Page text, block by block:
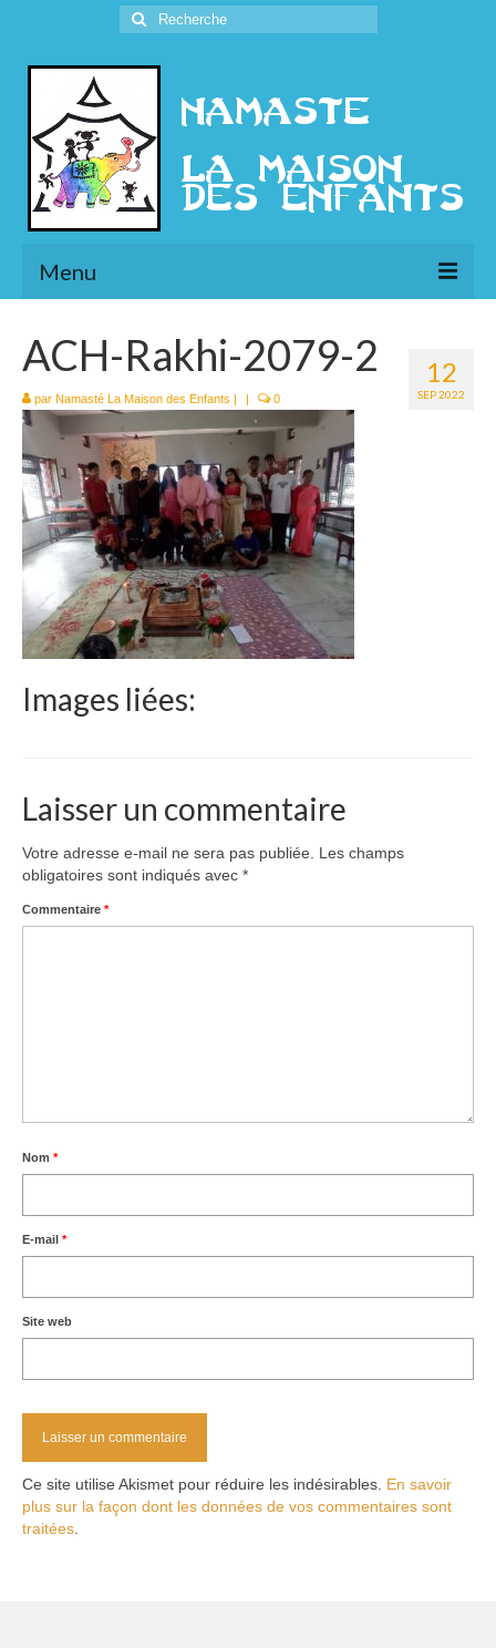
Rechercher
:
Menu
Présentation
Historique
Le Népal
Documents
Parrainages
Missions 2023
Actualités
12
SEP 2022
ACH-Rakhi-2079-2
par Namasté La Maison des Enfants | | 0
Images liées:
Laisser un commentaire
Votre adresse e-mail ne sera pas publiée.
Les champs
obligatoires sont indiqués avec *
Commentaire *
Nom *
E-mail *
Site web
Ce site utilise Akismet pour réduire les indésirables. En savoir
plus sur la façon dont les données de vos commentaires sont
traitées